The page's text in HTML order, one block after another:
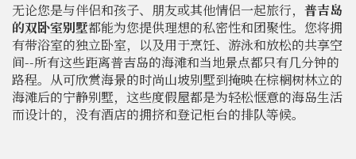
无论您是与伴侣和孩子、朋友或其他情侣一起旅行， 普吉岛
的双卧室别墅都能为您提供理想的私密性和团聚性。您将拥
有带浴室的独立卧室，以及用于烹饪、游泳和放松的共享空
间--所有这些距离普吉岛的海滩和当地景点都只有几分钟的
路程。从可欣赏海景的时尚山坡别墅到掩映在棕榈树林立的
海滩后的宁静别墅，这些度假屋都是为轻松惬意的海岛生活
而设计的，没有酒店的拥挤和登记柜台的排队等候。